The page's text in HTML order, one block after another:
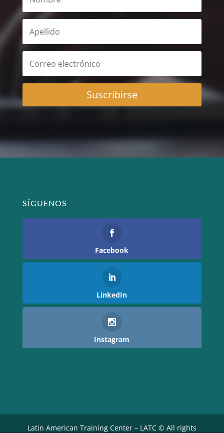
Suscribirse
SÍGUENOS
Facebook
LinkedIn
Instagram
Latin American Training Center – LATC © All rights